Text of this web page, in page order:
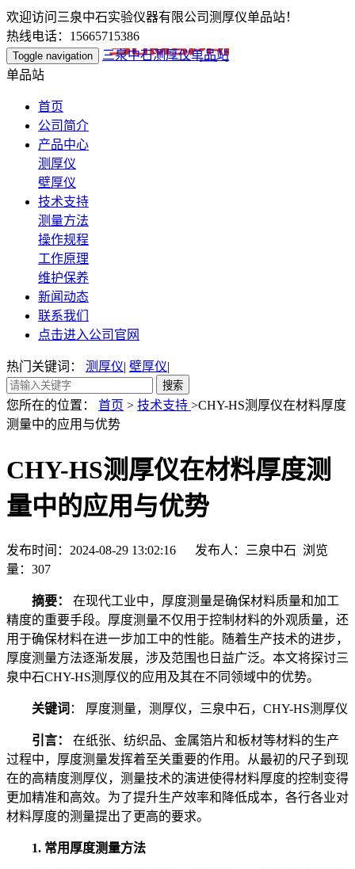
欢迎访问三泉中石实验仪器有限公司测厚仪单品站！
热线电话：15665715386
Toggle navigation
三泉中石测厚仪单品站
单品站
首页
公司简介
产品中心
测厚仪
壁厚仪
技术支持
测量方法
操作规程
工作原理
维护保养
新闻动态
联系我们
点击进入公司官网
热门关键词： 测厚仪| 壁厚仪|
您所在的位置： 首页 > 技术支持 >CHY-HS测厚仪在材料厚度
测量中的应用与优势
CHY-HS测厚仪在材料厚度测
量中的应用与优势
发布时间：2024-08-29 13:02:16 发布人：三泉中石 浏览
量： 307
摘要：
在现代工业中，厚度测量是确保材料质量和加工
精度的重要手段。厚度测量不仅用于控制材料的外观质量，还
用于确保材料在进一步加工中的性能。随着生产技术的进步，
厚度测量方法逐渐发展，涉及范围也日益广泛。本文将探讨三
泉中石CHY-HS测厚仪的应用及其在不同领域中的优势。
关键词 ： 厚度测量，测厚仪，三泉中石，CHY-HS测厚仪
引言：
在纸张、纺织品、金属箔片和板材等材料的生产
过程中，厚度测量发挥着至关重要的作用。从最初的尺子到现
在的高精度测厚仪，测量技术的演进使得材料厚度的控制变得
更加精准和高效。为了提升生产效率和降低成本，各行各业对
材料厚度的测量提出了更高的要求。
1. 常用厚度测量方法